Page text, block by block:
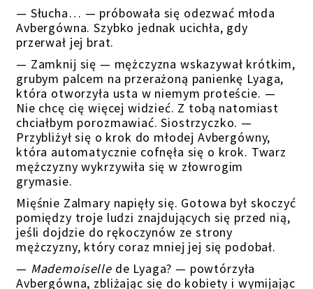
— Słucha… — próbowała się odezwać młoda
Avbergówna. Szybko jednak ucichła, gdy
przerwał jej brat.
— Zamknij się — mężczyzna wskazywał krótkim,
grubym palcem na przerażoną panienkę Lyaga,
która otworzyła usta w niemym proteście. —
Nie chcę cię więcej widzieć. Z tobą natomiast
chciałbym porozmawiać. Siostrzyczko. —
Przybliżył się o krok do młodej Avbergówny,
która automatycznie cofnęła się o krok. Twarz
mężczyzny wykrzywiła się w złowrogim
grymasie.
Mięśnie Zalmary napięły się. Gotowa był skoczyć
pomiędzy troje ludzi znajdujących się przed nią,
jeśli dojdzie do rękoczynów ze strony
mężczyzny, który coraz mniej jej się podobał.
— Mademoisellede Lyaga? — powtórzyła
Avbergówna, zbliżając się do kobiety i wymijając